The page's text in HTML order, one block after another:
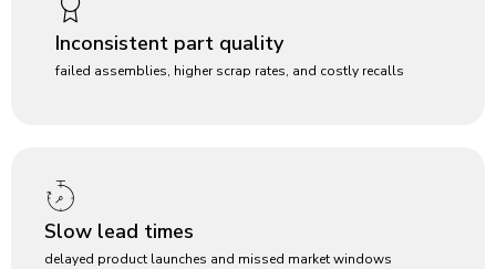
Inconsistent part quality
failed assemblies, higher scrap rates, and costly recalls
Slow lead times
delayed product launches and missed market windows